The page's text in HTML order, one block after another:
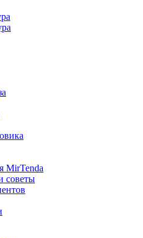
MirTenda
советы